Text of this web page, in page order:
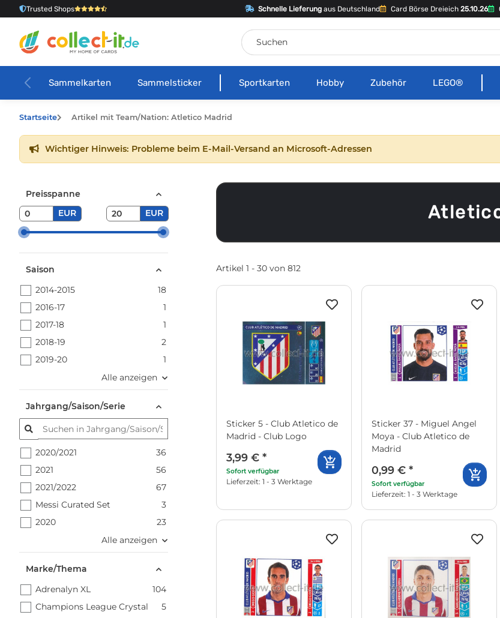
Trusted Shops Schnelle Lieferungaus Deutschland Card Börse Dreieich 25.10.26
Sammelkarten Sammelsticker Sportkarten Hobby Zubehör LEGO®
Startseite Artikel mit Team/Nation: Atletico Madrid
Wichtiger Hinweis: Probleme beim E-Mail-Versand an Microsoft-Adressen
Artikel 1 - 30 von 812
Sticker 5 - Club Atletico de
Madrid - Club Logo
3,99 € *
Sofort verfügbar
Lieferzeit: 1 - 3 Werktage
Sticker 37 - Miguel Angel
Moya - Club Atletico de
Madrid
0,99 € *
Sofort verfügbar
Lieferzeit: 1 - 3 Werktage
Preisspanne
EUR
EUR
Saison
2014-2015
18
2016-17
1
2017-18
1
2018-19
2
2019-20
1
Alle anzeigen
Jahrgang/Saison/Serie
2020/2021
36
2021
56
2021/2022
67
Messi Curated Set
3
2020
23
Alle anzeigen
Marke/Thema
Adrenalyn XL
104
Champions League Crystal
5